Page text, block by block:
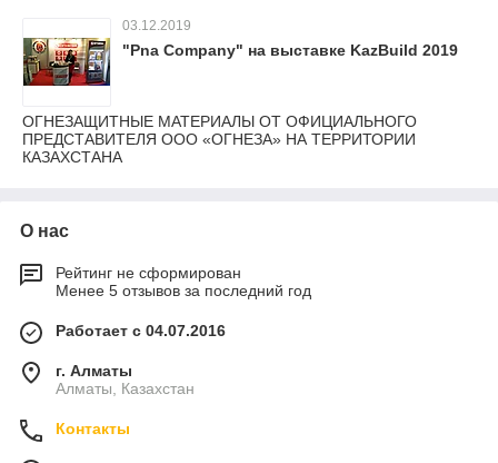
03.12.2019
"Pna Company" на выставке KazBuild 2019
ОГНЕЗАЩИТНЫЕ МАТЕРИАЛЫ ОТ ОФИЦИАЛЬНОГО
ПРЕДСТАВИТЕЛЯ ООО «ОГНЕЗА» НА ТЕРРИТОРИИ
КАЗАХСТАНА
О нас
Рейтинг не сформирован
Менее 5 отзывов за последний год
Работает с 04.07.2016
г. Алматы
Алматы, Казахстан
Контакты